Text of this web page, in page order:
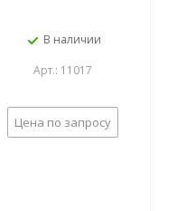
В наличии
Арт.: 11017
Цена по запросу